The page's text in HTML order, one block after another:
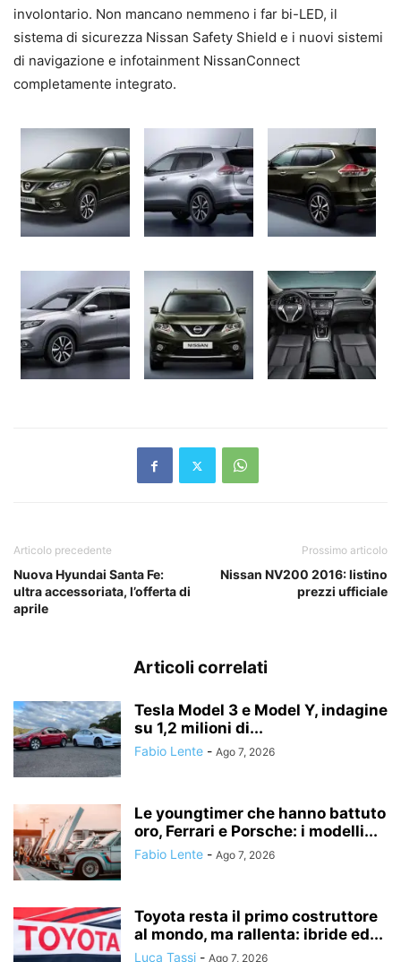
involontario. Non mancano nemmeno i far bi-LED, il
sistema di sicurezza Nissan Safety Shield e i nuovi sistemi
di navigazione e infotainment NissanConnect
completamente integrato.
Articolo precedente
Nuova Hyundai Santa Fe:
ultra accessoriata, l’offerta di
aprile
Prossimo articolo
Nissan NV200 2016: listino
prezzi ufficiale
Articoli correlati
Tesla Model 3 e Model Y, indagine
su 1,2 milioni di...
Fabio Lente - Ago 7, 2026
Le youngtimer che hanno battuto
oro, Ferrari e Porsche: i modelli...
Fabio Lente - Ago 7, 2026
Toyota resta il primo costruttore
al mondo, ma rallenta: ibride ed...
Luca Tassi - Ago 7, 2026